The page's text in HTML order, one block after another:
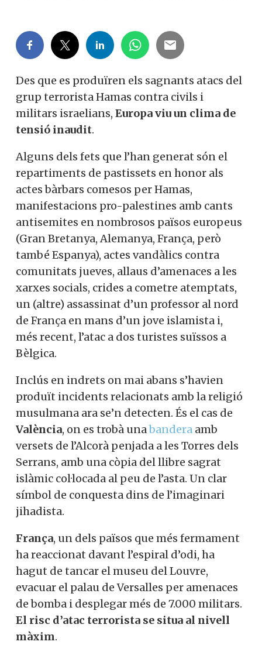
Des que es produïren els sagnants atacs del
grup terrorista Hamas contra civils i
militars israelians, Europa viu un clima de
tensió inaudit.
Alguns dels fets que l’han generat són el
repartiments de pastissets en honor als
actes bàrbars comesos per Hamas,
manifestacions pro-palestines amb cants
antisemites en nombrosos països europeus
(Gran Bretanya, Alemanya, França, però
també Espanya), actes vandàlics contra
comunitats jueves, allaus d’amenaces a les
xarxes socials, crides a cometre atemptats,
un (altre) assassinat d’un professor al nord
de França en mans d’un jove islamista i,
més recent, l’atac a dos turistes suïssos a
Bèlgica.
Inclús en indrets on mai abans s’havien
produït incidents relacionats amb la religió
musulmana ara se’n detecten. És el cas de
València, on es trobà unabandera amb
versets de l’Alcorà penjada a les Torres dels
Serrans, amb una còpia del llibre sagrat
islàmic col·locada al peu de l’asta. Un clar
símbol de conquesta dins de l’imaginari
jihadista.
França, un dels països que més fermament
ha reaccionat davant l’espiral d’odi, ha
hagut de tancar el museu del Louvre,
evacuar el palau de Versalles per amenaces
de bomba i desplegar més de 7.000 militars.
El risc d’atac terrorista se situa al nivell
màxim.